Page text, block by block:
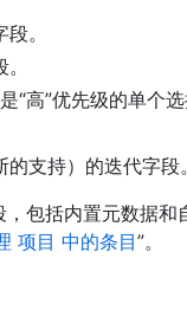
。
“高”优先级的单个选
支持）的迭代字段。
包括内置元数据
项目 中的条目”。